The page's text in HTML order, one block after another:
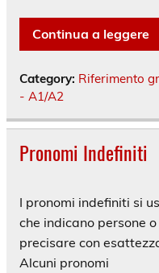
Continua a leggere
Category: Riferimento
- A1/A2
Pronomi Indefiniti
I pronomi indefiniti si
che indicano persone
precisare con
Alcuni pronomi